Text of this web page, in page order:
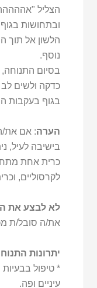
הצליל
ובתחושות
הלשון אל תוך
נוסף.
בסיום
כדקה ולשים
בגוף בעקבות
הערה: אם את/ה
בישיבה לעיל,
כרית אחת
לקרסוליים,
לא לבצע את
את/ה סובל/ת
יתרונות
* טיפול בבעיות
עיניים ופה.